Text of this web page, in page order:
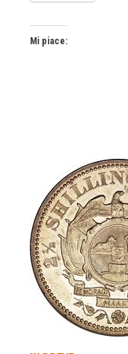
Mi piace: